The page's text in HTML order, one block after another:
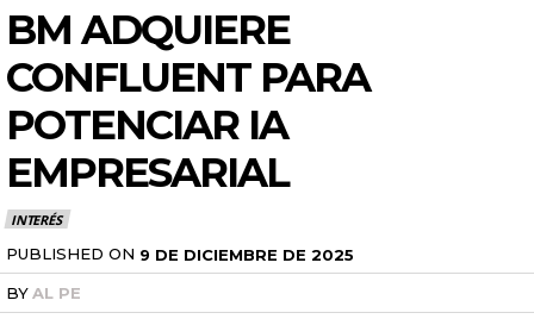
BM ADQUIERE
CONFLUENT PARA
POTENCIAR IA
EMPRESARIAL
INTERÉS
PUBLISHED ON 9 DE DICIEMBRE DE 2025
BYAL PE